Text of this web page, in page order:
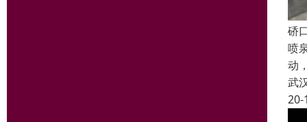
硚
喷
动
武
20-